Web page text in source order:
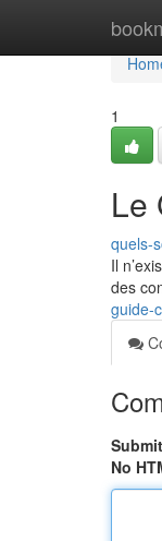
1
Le
quels-
Il
des
guide-
No